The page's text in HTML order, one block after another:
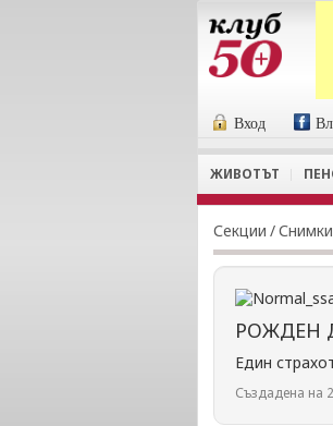
Вход
ЖИВОТЪТ
Секции /Снимки
РОЖДЕН
Един
Създадена на